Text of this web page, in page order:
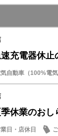
速充電器休止
自動車（100%電気
季休業のおし
日・店休日